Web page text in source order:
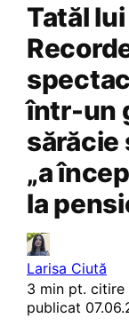
Tatăl
într-un
sărăcie
„a
la
Larisa Ciută
3 min pt. citire
publicat